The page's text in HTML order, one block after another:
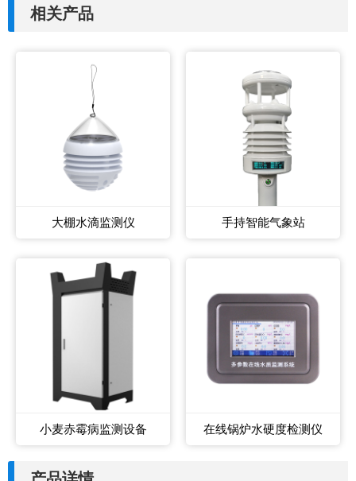
相关产品
大棚水滴监测仪 手持智能气象站
小麦赤霉病监测设备 在线锅炉水硬度检测仪